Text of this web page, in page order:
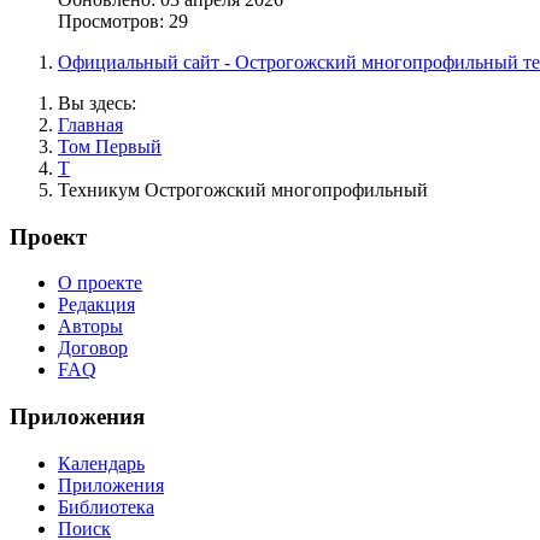
Просмотров: 29
Официальный сайт - Острогожский многопрофильный
Вы здесь:
Главная
Том Первый
Т
Техникум Острогожский многопрофильный
Проект
О проекте
Редакция
Авторы
Договор
FAQ
Приложения
Календарь
Приложения
Библиотека
Поиск